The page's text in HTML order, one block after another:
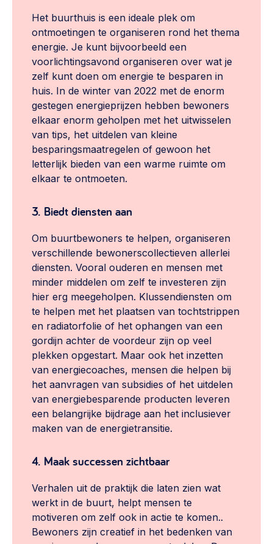
Het buurthuis is een ideale plek om
ontmoetingen te organiseren rond het thema
energie. Je kunt bijvoorbeeld een
voorlichtingsavond organiseren over wat je
zelf kunt doen om energie te besparen in
huis. In de winter van 2022 met de enorm
gestegen energieprijzen hebben bewoners
elkaar enorm geholpen met het uitwisselen
van tips, het uitdelen van kleine
besparingsmaatregelen of gewoon het
letterlijk bieden van een warme ruimte om
elkaar te ontmoeten.
3. Biedt diensten aan
Om buurtbewoners te helpen, organiseren
verschillende bewonerscollectieven allerlei
diensten. Vooral ouderen en mensen met
minder middelen om zelf te investeren zijn
hier erg meegeholpen. Klussendiensten om
te helpen met het plaatsen van tochtstrippen
en radiatorfolie of het ophangen van een
gordijn achter de voordeur zijn op veel
plekken opgestart. Maar ook het inzetten
van energiecoaches, mensen die helpen bij
het aanvragen van subsidies of het uitdelen
van energiebesparende producten leveren
een belangrijke bijdrage aan het inclusiever
maken van de energietransitie.
4. Maak successen zichtbaar
Verhalen uit de praktijk die laten zien wat
werkt in de buurt, helpt mensen te
motiveren om zelf ook in actie te komen..
Bewoners zijn creatief in het bedenken van